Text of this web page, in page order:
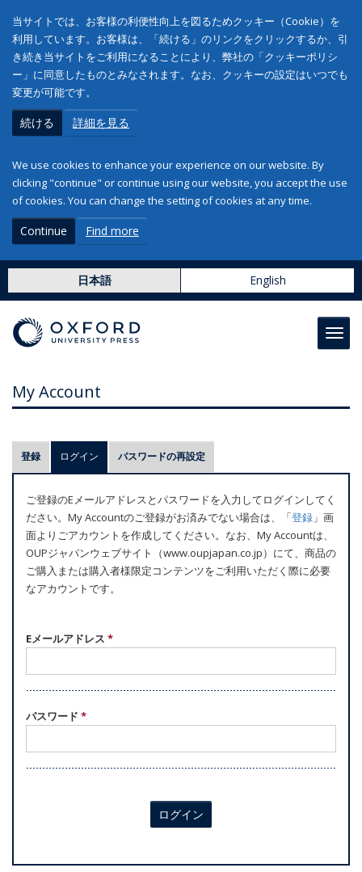
当サイトでは、お客様の利便性向上を図るためクッキー（Cookie）を
利用しています。お客様は、「続ける」のリンクをクリックするか、引
き続き当サイトをご利用になることにより、弊社の「クッキーポリシ
ー」に同意したものとみなされます。なお、クッキーの設定はいつでも
変更が可能です。
続ける 詳細を見る
We use cookies to enhance your experience on our website. By
clicking "continue" or continue using our website, you accept the use
of cookies. You can change the setting of cookies at any time.
Continue Find more
日本語 English
My Account
プ
ラ
マ
リ
ー
タ
ブ
登録 ログイン (アクティブなタブ)
パスワードの再設定
ご登録のEメールアドレスとパスワードを入力してログインしてく
ださい。My Accountのご登録がお済みでない場合は、「登録 」画
面よりごアカウントを作成してください。なお、My Accountは、
OUPジャパンウェブサイト（www.oupjapan.co.jp）にて、商品の
ご購入または購入者様限定コンテンツをご利用いただく際に必要
なアカウントです。
Eメールアドレス *
パスワード *
ログイン